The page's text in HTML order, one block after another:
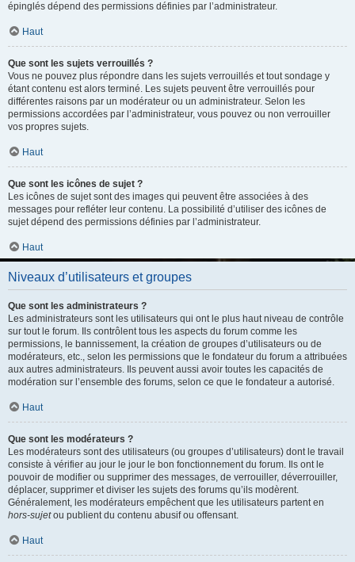
épinglés dépend des permissions définies par l’administrateur.
Haut
Que sont les sujets verrouillés ?
Vous ne pouvez plus répondre dans les sujets verrouillés et tout sondage y
étant contenu est alors terminé. Les sujets peuvent être verrouillés pour
différentes raisons par un modérateur ou un administrateur. Selon les
permissions accordées par l’administrateur, vous pouvez ou non verrouiller
vos propres sujets.
Haut
Que sont les icônes de sujet ?
Les icônes de sujet sont des images qui peuvent être associées à des
messages pour refléter leur contenu. La possibilité d’utiliser des icônes de
sujet dépend des permissions définies par l’administrateur.
Haut
Niveaux d’utilisateurs et groupes
Que sont les administrateurs ?
Les administrateurs sont les utilisateurs qui ont le plus haut niveau de contrôle
sur tout le forum. Ils contrôlent tous les aspects du forum comme les
permissions, le bannissement, la création de groupes d’utilisateurs ou de
modérateurs, etc., selon les permissions que le fondateur du forum a attribuées
aux autres administrateurs. Ils peuvent aussi avoir toutes les capacités de
modération sur l’ensemble des forums, selon ce que le fondateur a autorisé.
Haut
Que sont les modérateurs ?
Les modérateurs sont des utilisateurs (ou groupes d’utilisateurs) dont le travail
consiste à vérifier au jour le jour le bon fonctionnement du forum. Ils ont le
pouvoir de modifier ou supprimer des messages, de verrouiller, déverrouiller,
déplacer, supprimer et diviser les sujets des forums qu’ils modèrent.
Généralement, les modérateurs empêchent que les utilisateurs partent en
hors-sujetou publient du contenu abusif ou offensant.
Haut